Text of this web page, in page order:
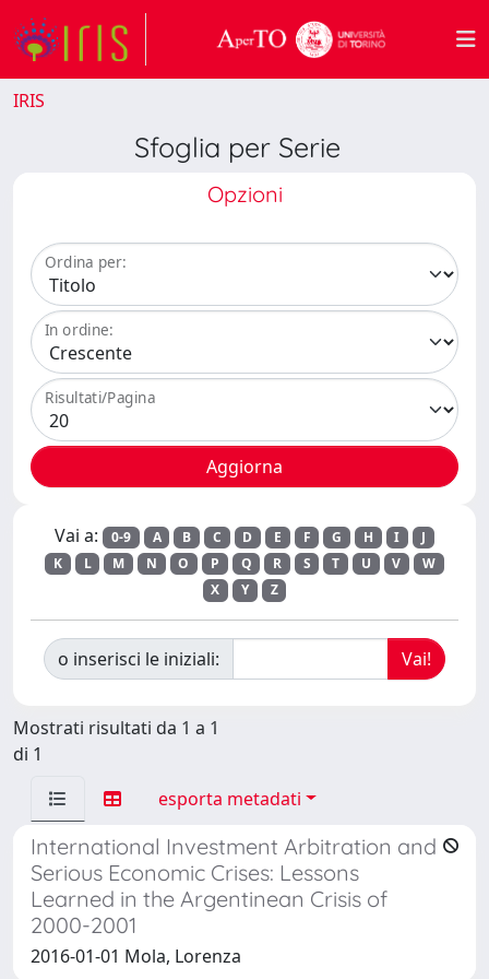
IRIS
Sfoglia per Serie
Opzioni
Ordina per:
In ordine:
Risultati/Pagina
Vai a: 0-9 A B C D E F G H I
J
K
L M N O P Q R S T U V
W
X
Y Z
o inserisci le iniziali:
Mostrati risultati da 1 a 1
di 1
esporta metadati
International Investment Arbitration and
Serious Economic Crises: Lessons
Learned in the Argentinean Crisis of
2000-2001
2016-01-01 Mola, Lorenza